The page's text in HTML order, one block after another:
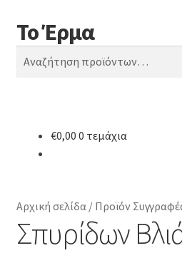
Απευθείας
μετάβαση
στην
Μετάβαση
σε
περιεχόμενο
Το Έρμα
Αναζήτηση
Αναζήτηση
Κατηγορίες Βιβλίων
€0,00 0 τεμάχια
Αρχική σελίδα/ Προϊόν
Σπυρίδων